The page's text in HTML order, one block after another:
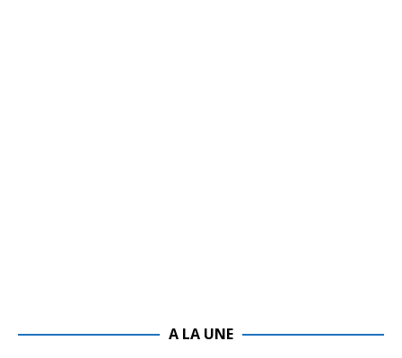
A LA UNE